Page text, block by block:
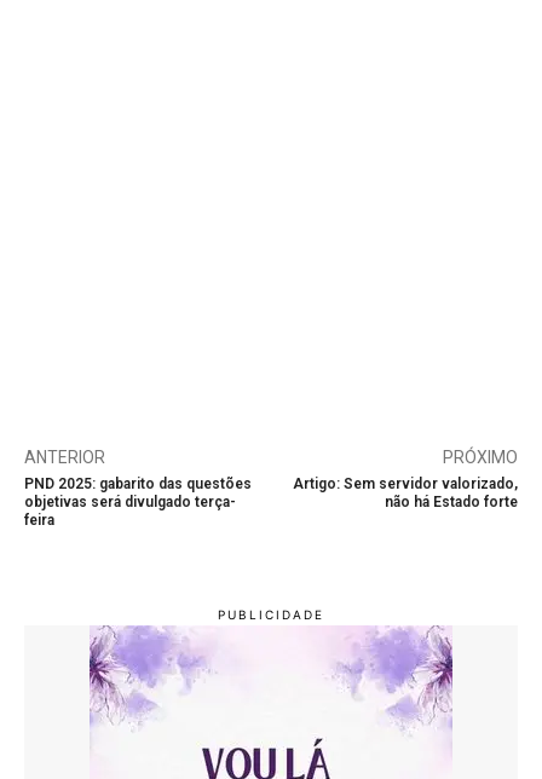
ANTERIOR
PND 2025: gabarito das questões
objetivas será divulgado terça-
feira
PRÓXIMO
Artigo: Sem servidor valorizado,
não há Estado forte